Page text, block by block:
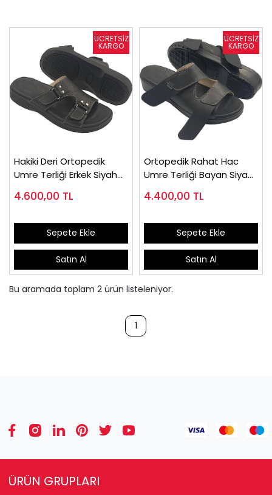
Hakiki Deri Ortopedik
Umre Terliği Erkek Siyah
4.600,00 TL
Sepete Ekle
Satın Al
Ortopedik Rahat Hac
Umre Terliği Bayan Siyah
4.400,00 TL
Sepete Ekle
Satın Al
Bu aramada toplam 2 ürün listeleniyor.
1
ÜRÜN GRUPLARI